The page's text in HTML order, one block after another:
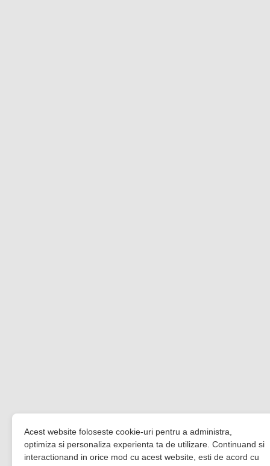
Acest website foloseste cookie-uri pentru a administra,
optimiza si personaliza experienta ta de utilizare. Continuand si
interactionand in orice mod cu acest website, esti de acord cu